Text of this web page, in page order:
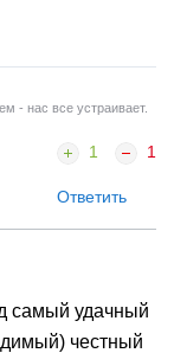
- нас все устраивает.
1 1
Ответить
самый удачный
честный